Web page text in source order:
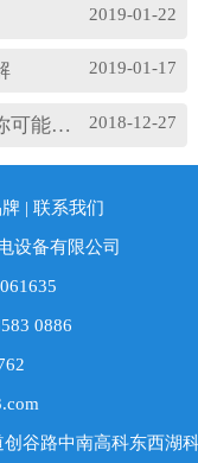
高温轴承出现异常振...
2019-01-22
2019-01-17
2018-12-27
略了
|联系我们
设备有限公司
0886
谷路中南高科东西湖